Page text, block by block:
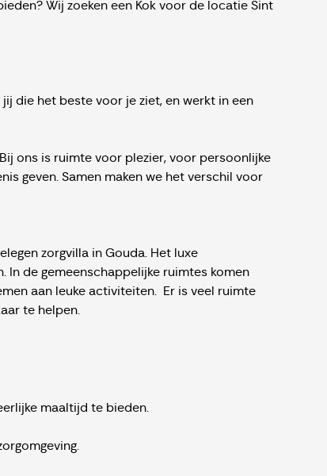
Wij zoeken een Kok voor de locatie Sint
die het beste voor je ziet, en werkt in een
ons is ruimte voor plezier, voor persoonlijke
geven. Samen maken we het verschil voor
zorgvilla in Gouda. Het luxe
In de gemeenschappelijke ruimtes komen
aan leuke activiteiten. Er is veel ruimte
te helpen.
maaltijd te bieden.